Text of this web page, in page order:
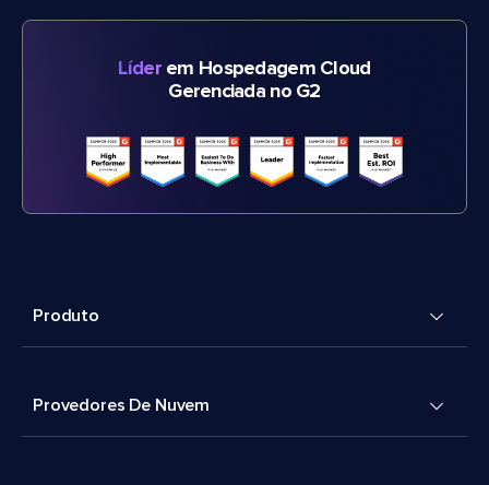
Líderem Hospedagem Cloud
Gerenciada no G2
Produto
Provedores De Nuvem